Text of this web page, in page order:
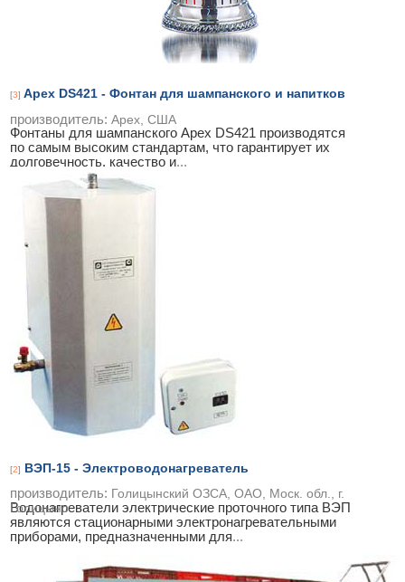
[3] Apex DS421 - Фонтан для шампанского и напитков
Фонтаны для шампанского Apex DS421 производятся
по самым высоким стандартам, что гарантирует их
долговечность, качество и...
производитель: Apex, США
[2] ВЭП-15 - Электроводонагреватель
Водонагреватели электрические проточного типа ВЭП
являются стационарными электронагревательными
приборами, предназначенными для...
производитель: Голицынский ОЗСА, ОАО, Моск. обл., г.
Голицыно